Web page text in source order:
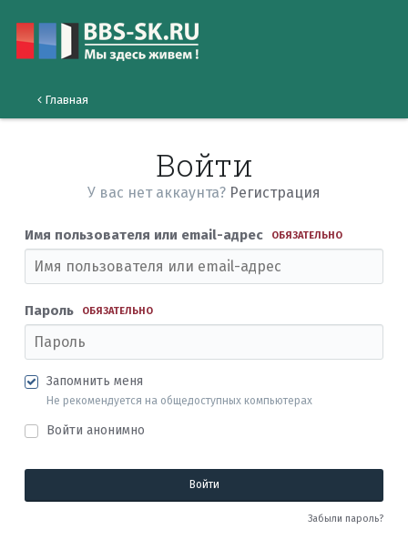
Главная
Войти
У вас нет аккаунта? Регистрация
Имя пользователя или email-адрес ОБЯЗАТЕЛЬНО
Пароль ОБЯЗАТЕЛЬНО
Запомнить меня
Не рекомендуется на общедоступных компьютерах
Войти анонимно
Войти
Забыли пароль?